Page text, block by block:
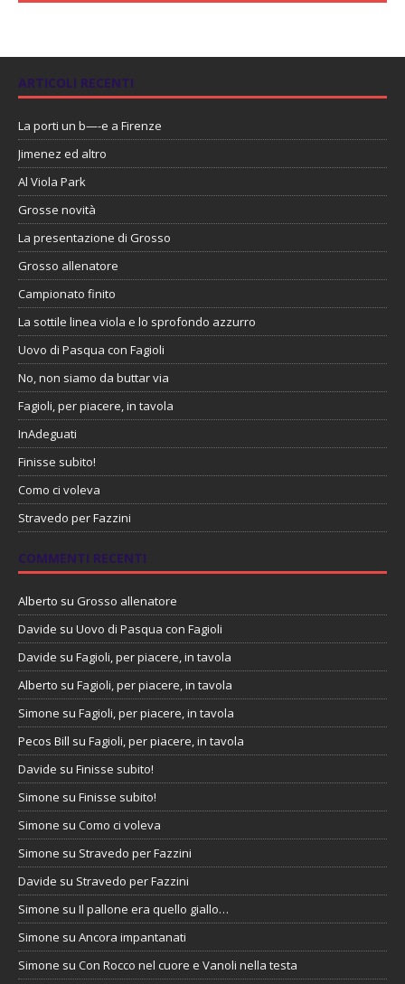
ARTICOLI RECENTI
La porti un b—-e a Firenze
Jimenez ed altro
Al Viola Park
Grosse novità
La presentazione di Grosso
Grosso allenatore
Campionato finito
La sottile linea viola e lo sprofondo azzurro
Uovo di Pasqua con Fagioli
No, non siamo da buttar via
Fagioli, per piacere, in tavola
InAdeguati
Finisse subito!
Como ci voleva
Stravedo per Fazzini
COMMENTI RECENTI
Alberto su Grosso allenatore
Davide su Uovo di Pasqua con Fagioli
Davide su Fagioli, per piacere, in tavola
Alberto su Fagioli, per piacere, in tavola
Simone su Fagioli, per piacere, in tavola
Pecos Bill su Fagioli, per piacere, in tavola
Davide su Finisse subito!
Simone su Finisse subito!
Simone su Como ci voleva
Simone su Stravedo per Fazzini
Davide su Stravedo per Fazzini
Simone su Il pallone era quello giallo…
Simone su Ancora impantanati
Simone su Con Rocco nel cuore e Vanoli nella testa